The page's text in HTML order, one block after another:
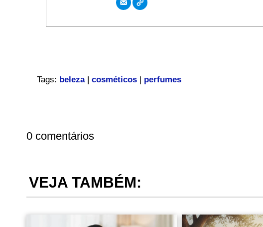
Tags: beleza| cosméticos| perfumes
0 comentários
VEJA TAMBÉM: